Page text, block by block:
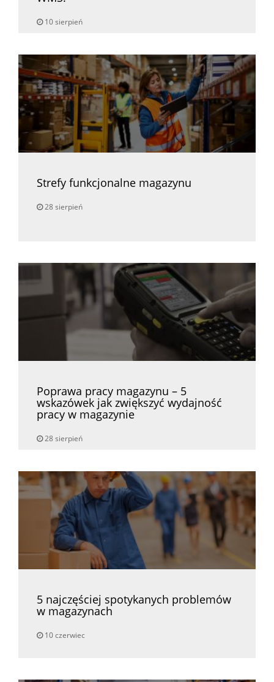
10 sierpień
Strefy funkcjonalne magazynu
28 sierpień
Poprawa pracy magazynu – 5
wskazówek jak zwiększyć wydajność
pracy w magazynie
28 sierpień
5 najczęściej spotykanych problemów
w magazynach
10 czerwiec